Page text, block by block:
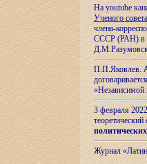
На youtube
Ученого
члена-
СССР (РАН) в
П.П.Яковлев.
«Независимой
3 февраля
теоретический
Журнал